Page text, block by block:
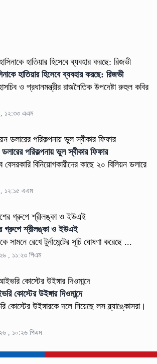
হাতিয়ার হিসেবে ব্যবহার করছে: রিজভী
ও প্রধানমন্ত্রীর রাজনৈতিক উপদেষ্টা রুহুল কবির
১২:৩৩ এএম
পরিকল্পনায় ভুল স্বীকার ফিফার
বেসরকারি বিনিয়োগকারীদের কাছে ২০ বিলিয়ন ডলারে
১২:১৫ এএম
গ্রুপে শ্রীলঙ্কা ও ইউএই
সামনে রেখে টুর্নামেন্টের সূচি ঘোষণা করেছে ...
, ১১:২৩ পিএম
কোস্টের উইঙ্গার দিওমান্দে
কোস্টের উইঙ্গারকে দলে নিয়েছে লস ব্ল্যাঙ্কোসরা।
, ১০:২৬ পিএম